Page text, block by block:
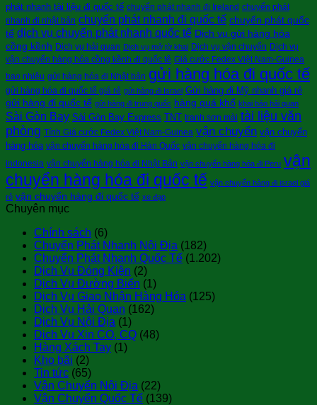
phát nhanh tài liệu đi quốc tế chuyển phát nhanh đi Ireland chuyển phát
nhanh đi nhật bản chuyển phát nhanh đi quốc tế chuyển phát quốc
tế dịch vụ chuyển phát nhanh quốc tế Dịch vụ gửi hàng hóa
cồng kềnh Dịch vụ hải quan Dịch vụ mở tờ khai Dịch vụ vận chuyển Dịch vụ
vận chuyển hàng hóa cồng kềnh đi quốc tê Giá cước Fedex Việt Nam-Guinea
bao nhiêu gửi hàng hóa đi Nhật bản gửi hàng hóa đi quốc tế
gửi hàng hóa đi quốc tế giá rẻ gửi hàng đi Israel Gửi hàng đi Mỹ nhanh giá rẻ
gửi hàng đi quốc tế gửi hàng đi trung quốc hàng quá khổ khai báo hải quan
Sài Gòn Bay Sài Gòn Bay Express TNT tranh sơn mài tài liệu văn
phòng Tính Giá cước Fedex Việt Nam-Guinea vận chuyển vận chuyển
hàng hóa vận chuyển hàng hóa đi Hàn Quốc vận chuyển hàng hóa đi
indonesia vận chuyển hàng hóa đi Nhật Bản vận chuyển hàng hóa đi Peru vận
chuyển hàng hóa đi quốc tế vận chuyển hàng đi israel giá
rẻ vận chuyển hàng đi quốc tế xe đạp
Chuyên mục
Chính sách (6)
Chuyển Phát Nhanh Nội Địa (182)
Chuyển Phát Nhanh Quốc Tế (1.202)
Dịch Vụ Đóng Kiện (2)
Dịch Vụ Đường Biển (1)
Dịch Vụ Giao Nhận Hàng Hóa (125)
Dịch Vụ Hải Quan (162)
Dịch Vụ Nội Địa (1)
Dịch Vụ Xin CO, CQ (48)
Hàng Xách Tay (1)
Kho bãi (2)
Tin tức (65)
Vận Chuyển Nội Địa (22)
Vận Chuyển Quốc Tế (139)